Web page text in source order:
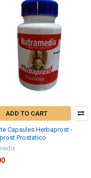
ADD TO CART
Capsules Herbaprost -
Prostatico